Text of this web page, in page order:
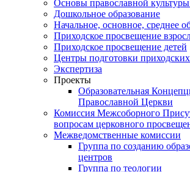
Основы православной
Дошкольное образование
Начальное, основное, среднее
Приходское просвещение
Приходское просвещение детей
Центры подготовки
Экспертиза
Проекты
Образовательная
Православной Церкви
Комиссия Межсоборного
вопросам церковного
Межведомственные комиссии
Группа по созданию
центров
Группа по теологии